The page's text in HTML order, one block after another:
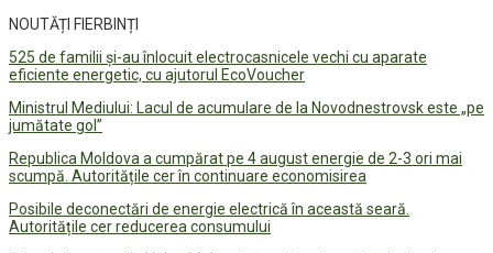
NOUTĂȚI FIERBINȚI
525 de familii și-au înlocuit electrocasnicele vechi cu aparate
eficiente energetic, cu ajutorul EcoVoucher
Ministrul Mediului: Lacul de acumulare de la Novodnestrovsk este „pe
jumătate gol”
Republica Moldova a cumpărat pe 4 august energie de 2-3 ori mai
scumpă. Autoritățile cer în continuare economisirea
Posibile deconectări de energie electrică în această seară.
Autoritățile cer reducerea consumului